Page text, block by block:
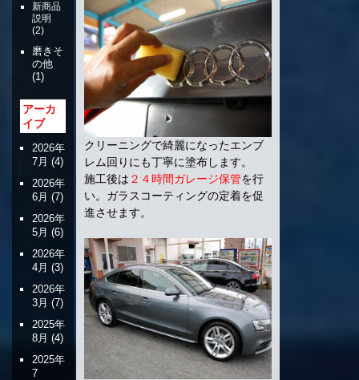
クリーニングで綺麗になったエンブ
レム回りにも丁寧に塗布します。
施工後は ２４時間ガレージ保管を行
い。ガラスコーティングの定着を促
進させます。
新商品
説明
(2)
磨きそ
の他
(1)
アーカ
イブ
2026年
7月 (4)
2026年
6月 (7)
2026年
5月 (6)
2026年
4月 (3)
2026年
3月 (7)
2025年
8月 (4)
2025年
7